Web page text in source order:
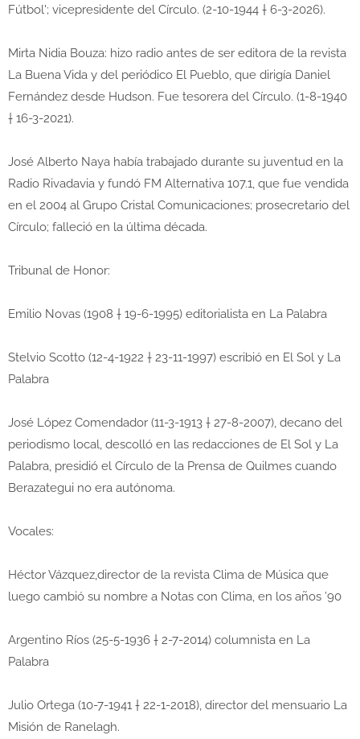
Fútbol'; vicepresidente del Círculo. (2-10-1944 † 6-3-2026).
Mirta Nidia Bouza: hizo radio antes de ser editora de la revista
La Buena Vida y del periódico El Pueblo, que dirigía Daniel
Fernández desde Hudson. Fue tesorera del Círculo. (1-8-1940
† 16-3-2021).
José Alberto Naya había trabajado durante su juventud en la
Radio Rivadavia y fundó FM Alternativa 107.1, que fue vendida
en el 2004 al Grupo Cristal Comunicaciones; prosecretario del
Círculo; falleció en la última década.
Tribunal de Honor:
Emilio Novas (1908 † 19-6-1995) editorialista en La Palabra
Stelvio Scotto (12-4-1922 † 23-11-1997) escribió en El Sol y La
Palabra
José López Comendador (11-3-1913 † 27-8-2007), decano del
periodismo local, descolló en las redacciones de El Sol y La
Palabra, presidió el Círculo de la Prensa de Quilmes cuando
Berazategui no era autónoma.
Vocales:
Héctor Vázquez,director de la revista Clima de Música que
luego cambió su nombre a Notas con Clima, en los años ’90
Argentino Ríos (25-5-1936 † 2-7-2014) columnista en La
Palabra
Julio Ortega (10-7-1941 † 22-1-2018), director del mensuario La
Misión de Ranelagh.